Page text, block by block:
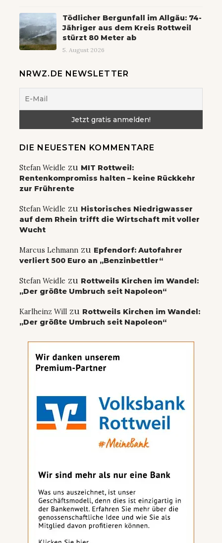
Tödlicher Bergunfall im Allgäu: 74-
Jähriger aus dem Kreis Rottweil
stürzt 80 Meter ab
5. August 2026
NRWZ.DE NEWSLETTER
DIE NEUESTEN KOMMENTARE
Stefan Weidle zu MIT Rottweil:
Rentenkompromiss halten – keine Rückkehr
zur Frührente
Stefan Weidle zu Historisches Niedrigwasser
auf dem Rhein trifft die Wirtschaft mit voller
Wucht
Marcus Lehmann zu Epfendorf: Autofahrer
verliert 500 Euro an „Benzinbettler“
Stefan Weidle zu Rottweils Kirchen im Wandel:
„Der größte Umbruch seit Napoleon“
Karlheinz Will zu Rottweils Kirchen im Wandel:
„Der größte Umbruch seit Napoleon“